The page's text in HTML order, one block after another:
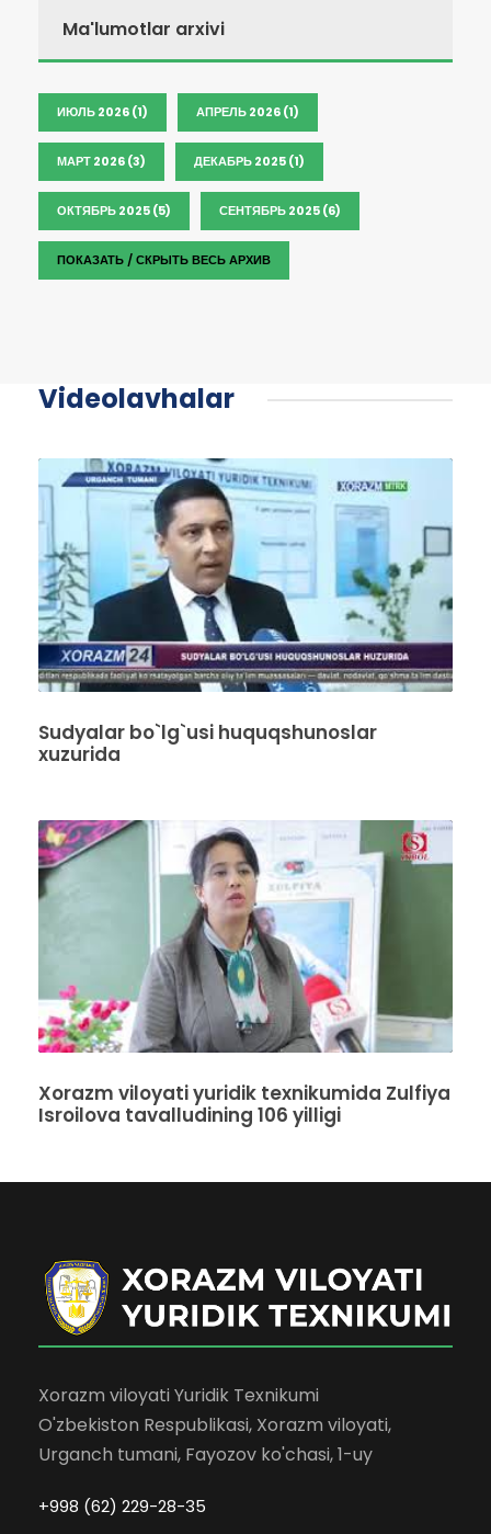
Ma'lumotlar arxivi
ИЮЛЬ 2026 (1) АПРЕЛЬ 2026 (1)
МАРТ 2026 (3) ДЕКАБРЬ 2025 (1)
ОКТЯБРЬ 2025 (5) СЕНТЯБРЬ 2025 (6)
ПОКАЗАТЬ / СКРЫТЬ ВЕСЬ АРХИВ
Videolavhalar
Sudyalar bo`lg`usi huquqshunoslar
xuzurida
Xorazm viloyati yuridik texnikumida Zulfiya
Isroilova tavalludining 106 yilligi
Xorazm viloyati Yuridik Texnikumi
O'zbekiston Respublikasi, Xorazm viloyati,
Urganch tumani, Fayozov ko'chasi, 1-uy
+998 (62) 229-28-35